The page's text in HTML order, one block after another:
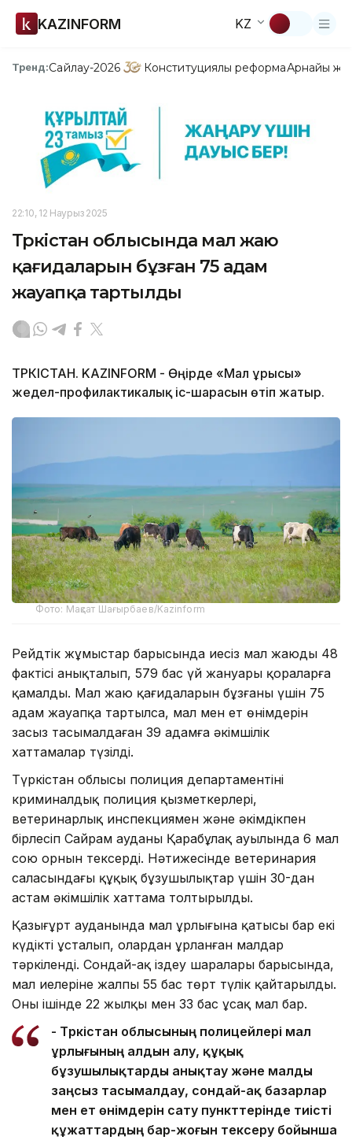
KAZINFORM KZ
Тренд:Сайлау-2026 Конституциялық реформаАрнайы
22:10, 12 Наурыз 2025
Түркістан облысында мал жаю
қағидаларын бұзған 75 адам
жауапқа тартылды
ТҮРКІСТАН. KAZINFORM - Өңірде «Мал ұрысы»
жедел-профилактикалық іс-шарасын өтіп жатыр.
Фото: Мақсат Шағырбаев/Kazinform
Рейдтік жұмыстар барысында иесіз мал жаюдың 48
фактісі анықталып, 579 бас үй жануары қораларға
қамалды. Мал жаю қағидаларын бұзғаны үшін 75
адам жауапқа тартылса, мал мен ет өнімдерін
заңсыз тасымалдаған 39 адамға әкімшілік
хаттамалар түзілді.
Түркістан облысы полиция департаментінің
криминалдық полиция қызметкерлері,
ветеринарлық инспекциямен және әкімдікпен
бірлесіп Сайрам ауданы Қарабұлақ ауылында 6 мал
сою орнын тексерді. Нәтижесінде ветеринария
саласындағы құқық бұзушылықтар үшін 30-дан
астам әкімшілік хаттама толтырылды.
Қазығұрт ауданында мал ұрлығына қатысы бар екі
күдікті ұсталып, олардан ұрланған малдар
тәркіленді. Сондай-ақ іздеу шаралары барысында,
мал иелеріне жалпы 55 бас төрт түлік қайтарылды.
Оның ішінде 22 жылқы мен 33 бас ұсақ мал бар.
- Түркістан облысының полицейлері мал
ұрлығының алдын алу, құқық
бұзушылықтарды анықтау және малды
заңсыз тасымалдау, сондай-ақ базарлар
мен ет өнімдерін сату пункттерінде тиісті
құжаттардың бар-жоғын тексеру бойынша